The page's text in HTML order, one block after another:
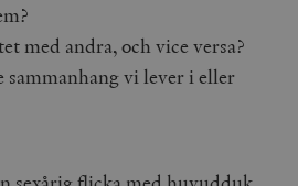
med andra, och vice versa?
vi lever i eller